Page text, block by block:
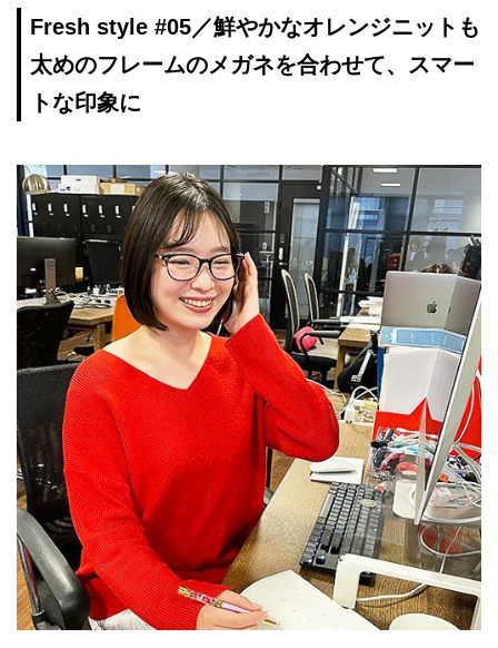
Fresh style #05／鮮やかなオレンジニットも
太めのフレームのメガネを合わせて、スマー
トな印象に